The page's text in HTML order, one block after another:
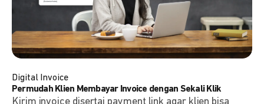
Digital Invoice
Permudah Klien Membayar Invoice dengan Sekali Klik